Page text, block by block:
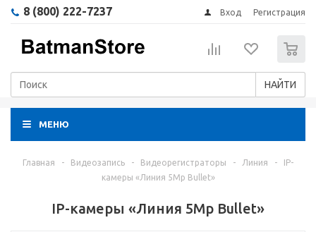
8 (800) 222-7237 Вход Регистрация
НАЙТИ
МЕНЮ
Главная - Видеозапись - Видеорегистраторы - Линия -
IP-
камеры «Линия 5Mp Bullet»
IP-камеры «Линия 5Mp Bullet»